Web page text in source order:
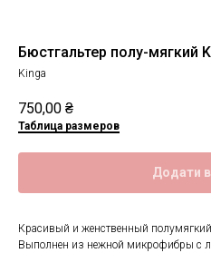
Бюстгальтер полу-мягкий
Kinga
750,00 ₴
Таблица размеров
Додати
Красивый и женственный полумягкий
Выполнен из нежной микрофибры с